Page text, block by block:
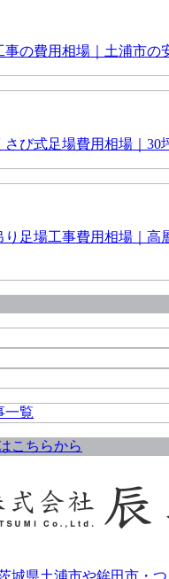
事の費用相場｜土浦市の
さび式足場費用相場｜30
り足場工事費用相場｜高
一覧